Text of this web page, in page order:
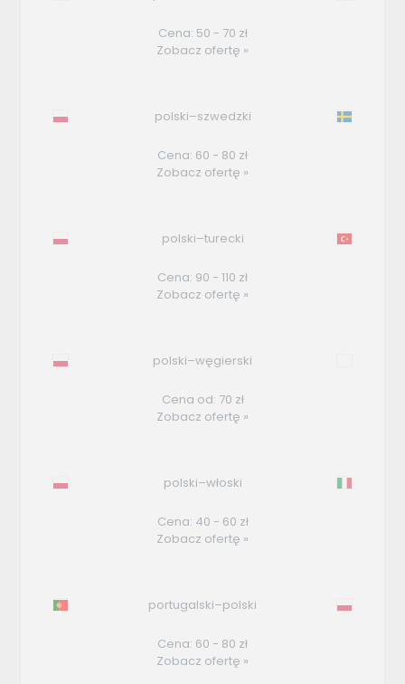
Cena: 50 - 70 zł
Zobacz ofertę »
polski–szwedzki
Cena: 60 - 80 zł
Zobacz ofertę »
polski–turecki
Cena: 90 - 110 zł
Zobacz ofertę »
polski–węgierski
Cena od: 70 zł
Zobacz ofertę »
polski–włoski
Cena: 40 - 60 zł
Zobacz ofertę »
portugalski–polski
Cena: 60 - 80 zł
Zobacz ofertę »